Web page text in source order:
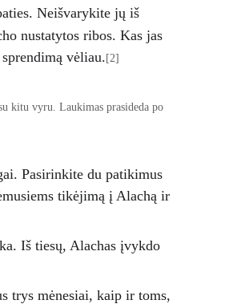
Neišvarykite jų iš
nustatytos ribos. Kas jas
vėliau. [2]
kitu vyru. Laukimas prasideda po
Pasirinkite du patikimus
tikėjimą į Alachą ir
Iš tiesų, Alachas įvykdo
trys mėnesiai, kaip ir toms,